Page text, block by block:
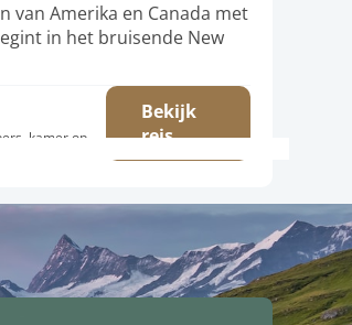
van Amerika en Canada met
in het bruisende New
kamer op
Bekijk
reis